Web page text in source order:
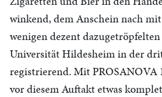
winkend, dem Anschein nach
wenigen dezent
Universität Hildesheim in der
registrierend. Mit PROSANOVA
vor diesem Auftakt etwas